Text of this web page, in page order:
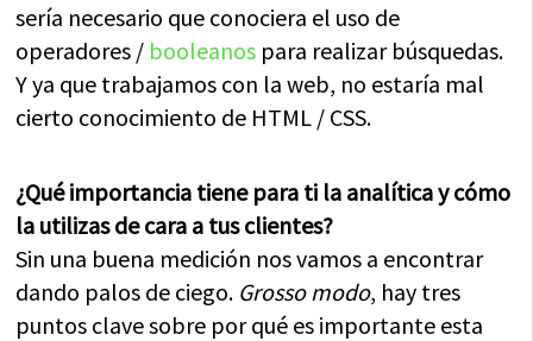
sería necesario que conociera el uso de
operadores / booleanos para realizar búsquedas.
Y ya que trabajamos con la web, no estaría mal
cierto conocimiento de HTML / CSS.
¿Qué importancia tiene para ti la analítica y cómo
la utilizas de cara a tus clientes?
Sin una buena medición nos vamos a encontrar
dando palos de ciego. Grosso modo, hay tres
puntos clave sobre por qué es importante esta